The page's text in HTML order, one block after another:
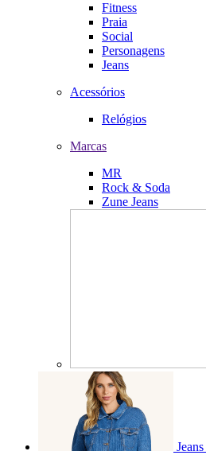
Fitness
Praia
Social
Personagens
Jeans
Acessórios
Relógios
Marcas
MR
Rock & Soda
Zune Jeans
Jeans